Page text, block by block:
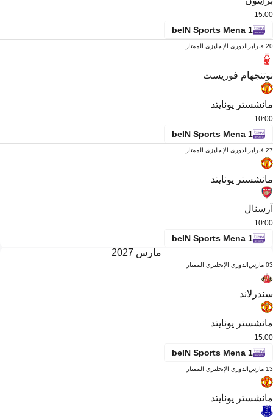
15:00
beIN Sports Mena 1
20 فبراير الدوري الإنجليزي الممتاز
نوتنجهام فوريست
مانشستر يونايتد
10:00
beIN Sports Mena 1
27 فبراير الدوري الإنجليزي الممتاز
مانشستر يونايتد
آرسنال
10:00
beIN Sports Mena 1
مارس 2027
03 مارس الدوري الإنجليزي الممتاز
سندرلاند
مانشستر يونايتد
15:00
beIN Sports Mena 1
13 مارس الدوري الإنجليزي الممتاز
مانشستر يونايتد